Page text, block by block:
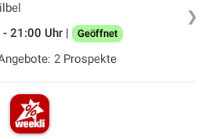
❯
21:00 Uhr |
Geöffnet
2 Prospekte